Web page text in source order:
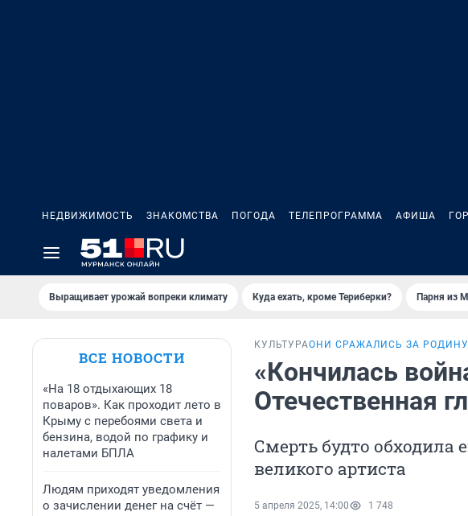
НЕДВИЖИМОСТЬ ЗНАКОМСТВА ПОГОДА ТЕЛЕПРОГРАММА АФИША
Выращивает урожай вопреки климату Куда ехать, кроме Териберки? Парня из
ВСЕ НОВОСТИ
«На 18 отдыхающих 18
поваров». Как проходит лето в
Крыму с перебоями света и
бензина, водой по графику и
налетами БПЛА
Людям приходят уведомления
о зачислении денег на счёт —
КУЛЬТУРАОНИ СРАЖАЛИСЬ ЗА РОДИНУ
«Кончилась
Отечественная
Смерть будто обходила
великого артиста
5 апреля 2025, 14:00 1 748